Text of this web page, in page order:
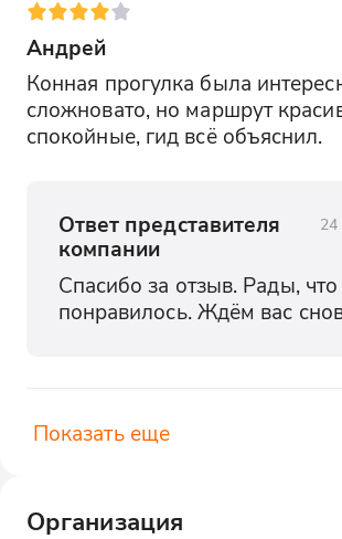
Андрей
Конная прогулка была
сложновато, но маршрут
спокойные, гид всё объяснил.
Ответ представителя
компании
Спасибо за отзыв. Рады,
понравилось. Ждём вас
Показать еще
Организация